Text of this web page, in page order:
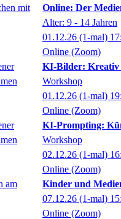
Online: Der
Alter: 9 - 14 Jahren
01.12.26 (1-mal)
Online (Zoom)
KI-Bilder: Kreativ
Workshop
01.12.26 (1-mal)
Online (Zoom)
KI-Prompting:
Workshop
02.12.26 (1-mal)
Online (Zoom)
Kinder und
07.12.26 (1-mal)
Online (Zoom)